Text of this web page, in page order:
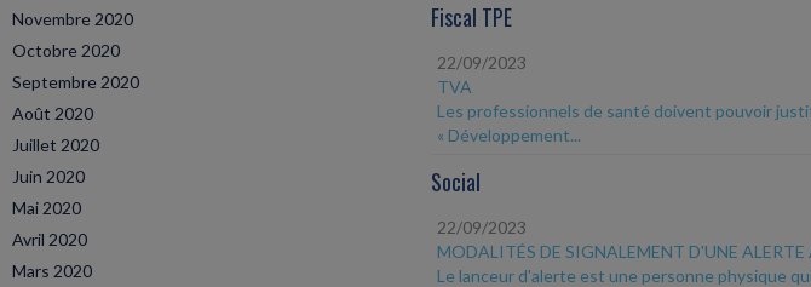
Novembre 2020
Octobre 2020
Septembre 2020
Août 2020
Juillet 2020
Juin 2020
Mai 2020
Avril 2020
Mars 2020
Fiscal TPE
22/09/2023
TVA
Les professionnels de santé doivent pouvoir
« Développement...
Social
22/09/2023
MODALITÉS DE SIGNALEMENT D'UNE ALERTE
Le lanceur d'alerte est une personne physique